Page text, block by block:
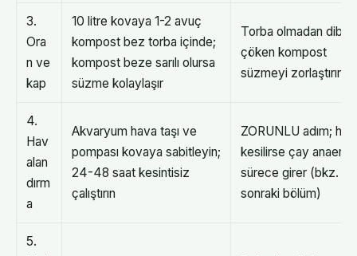
3.
Ora
n ve
kap
10 litre kovaya 1-2 avuç
kompost bez torba içinde;
kompost beze sarılı olursa
süzme kolaylaşır
Torba olmadan dibe
çöken kompost
süzmeyi zorlaştırır
4.
Hav
alan
dırm
a
Akvaryum hava taşı ve
pompası kovaya sabitleyin;
24-48 saat kesintisiz
çalıştırın
ZORUNLU adım;
kesilirse çay
sürece girer (bkz.
sonraki bölüm)
5.